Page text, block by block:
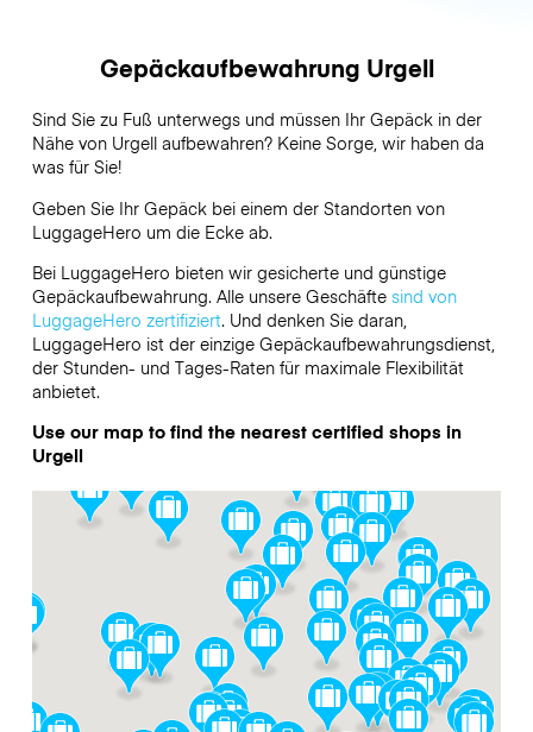
Gepäckaufbewahrung Urgell
Sind Sie zu Fuß unterwegs und müssen Ihr Gepäck in der
Nähe von Urgell aufbewahren? Keine Sorge, wir haben da
was für Sie!
Geben Sie Ihr Gepäck bei einem der Standorten von
LuggageHero um die Ecke ab.
Bei LuggageHero bieten wir gesicherte und günstige
Gepäckaufbewahrung. Alle unsere Geschäfte sind von
LuggageHero zertifiziert. Und denken Sie daran,
LuggageHero ist der einzige Gepäckaufbewahrungsdienst,
der Stunden- und Tages-Raten für maximale Flexibilität
anbietet.
Use our map to find the nearest certified shops in
Urgell